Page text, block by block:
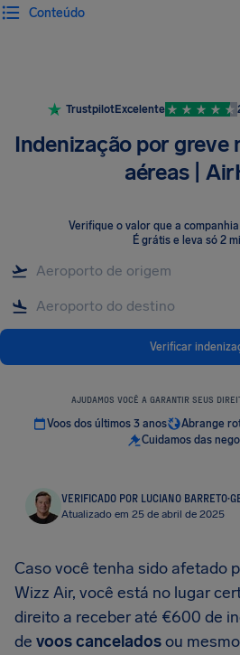
Conteúdo
TrustpilotExcelente
Indenização por greve
aéreas |
Verifique o valor que a
É grátis e leva só 2
Verificar
AJUDAMOS VOCÊ A GARANTIR SEUS
Voos dos últimos 3 anos
Abrange
Cuidamos das
VERIFICADO POR LUCIANO BARRETO·
Atualizado em 25 de abril de 2025
Caso você tenha sido afetado
Wizz Air, você está no lugar
direito a receber até €600 de
de voos canceladosou mesmo